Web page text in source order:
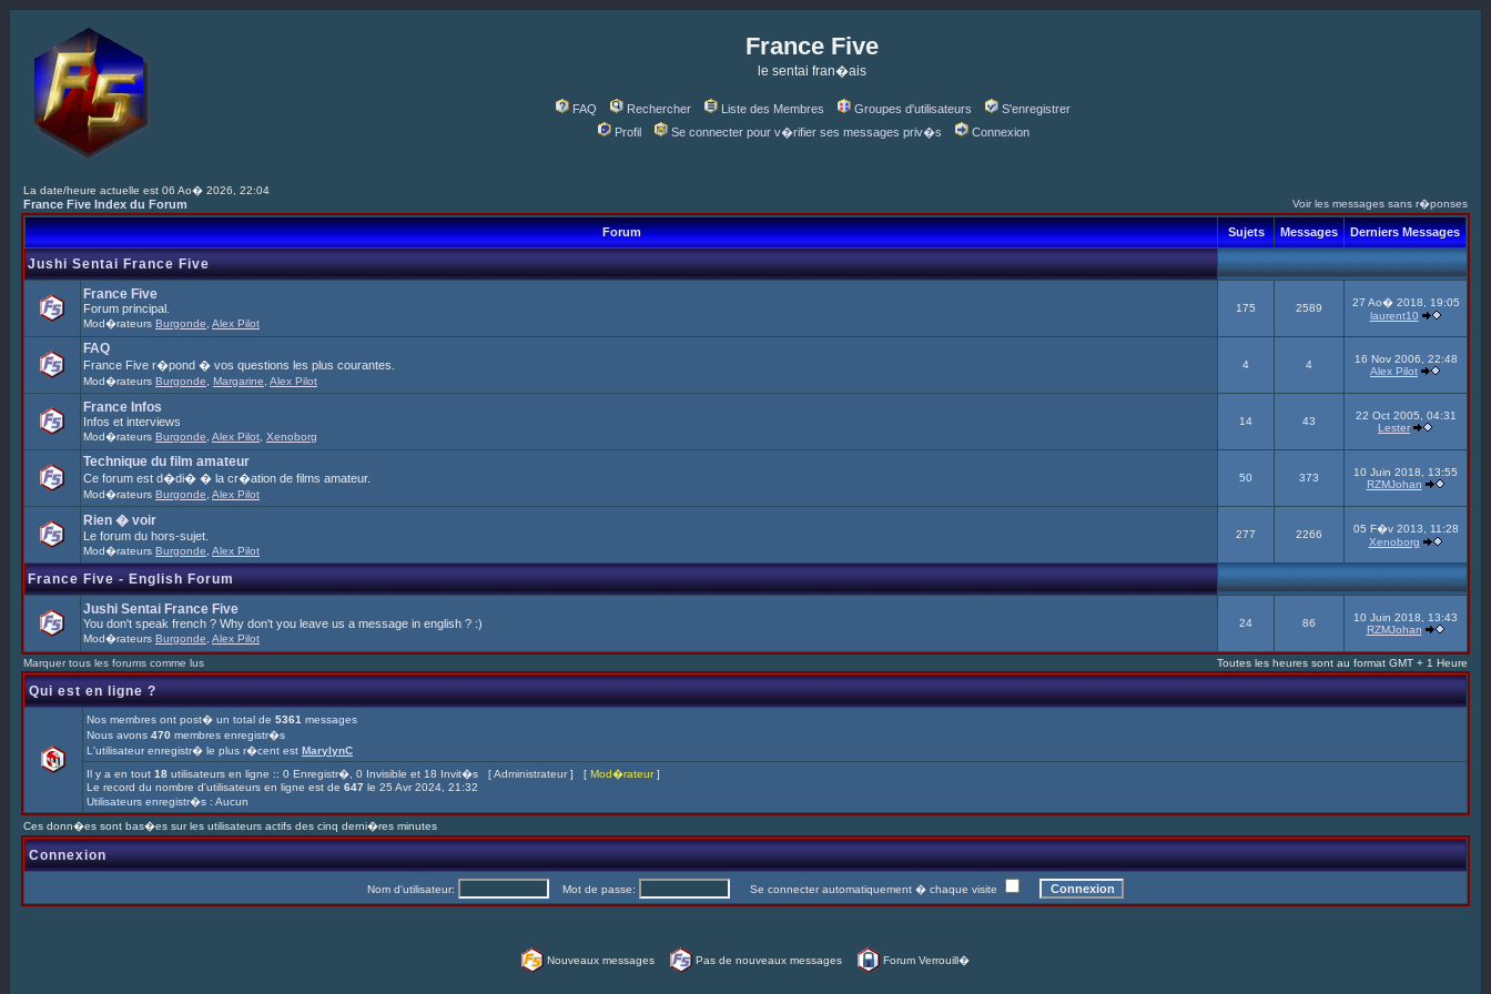
France Five
le sentai fran�ais
FAQ Rechercher Liste des Membres Groupes d'utilisateurs
S'enregistrer
Profil
Se connecter pour v�rifier ses messages priv�s Connexion
La date/heure actuelle est 06 Ao� 2026, 22:04
France Five Index du Forum Voir les messages sans r�ponses
Forum Sujets Messages Derniers Messages
Jushi Sentai France Five
France Five
Forum principal.
Mod�rateurs Burgonde Alex Pilot
175 2589
27 Ao� 2018, 19:05
laurent10
FAQ
France Five r�pond � vos questions les plus courantes.
Mod�rateurs Burgonde Margarine Alex Pilot
4 4
16 Nov 2006, 22:48
Alex Pilot
France Infos
Infos et interviews
Mod�rateurs Burgonde Alex Pilot Xenoborg
14 43
22 Oct 2005, 04:31
Lester
Technique du film amateur
Ce forum est d�di� � la cr�ation de films amateur.
Mod�rateurs Burgonde Alex Pilot
50 373
10 Juin 2018, 13:55
RZMJohan
Rien � voir
Le forum du hors-sujet.
Mod�rateurs Burgonde Alex Pilot
277 2266
05 F�v 2013, 11:28
Xenoborg
France Five - English Forum
Jushi Sentai France Five
You don't speak french ? Why don't you leave us a message in english ? :)
Mod�rateurs Burgonde Alex Pilot
24 86
10 Juin 2018, 13:43
RZMJohan
Marquer tous les forums comme lus Toutes les heures sont au format GMT + 1 Heure
Qui est en ligne ?
Nos membres ont post� un total de 5361 messages
Nous avons 470 membres enregistr�s
L'utilisateur enregistr� le plus r�cent est MarylynC
Il y a en tout 18 utilisateurs en ligne :: 0 Enregistr�, 0 Invisible et 18 Invit�s [Administrateur] [ Mod�rateur]
Le record du nombre d'utilisateurs en ligne est de 647 le 25 Avr 2024, 21:32
Utilisateurs enregistr�s : Aucun
Ces donn�es sont bas�es sur les utilisateurs actifs des cinq derni�res minutes
Connexion
Nom d'utilisateur: Mot de passe: Se connecter automatiquement � chaque visite
Nouveaux messages Pas de nouveaux messages Forum Verrouill�